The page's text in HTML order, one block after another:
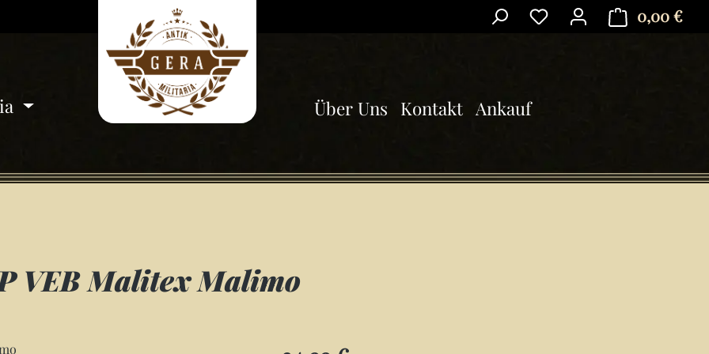
0,00 €
Über Uns Kontakt Ankauf
VEB Malitex Malimo
Regulärer Preis: